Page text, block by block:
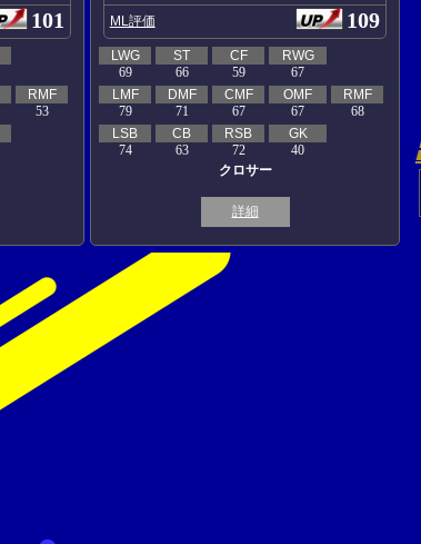
101
RMF
53
ML評価 109
LWG
69
ST
66
CF
59
RWG
67
LMF
79
DMF
71
CMF
67
OMF
67
RMF
68
LSB
74
CB
63
RSB
72
GK
40
クロサー
詳細